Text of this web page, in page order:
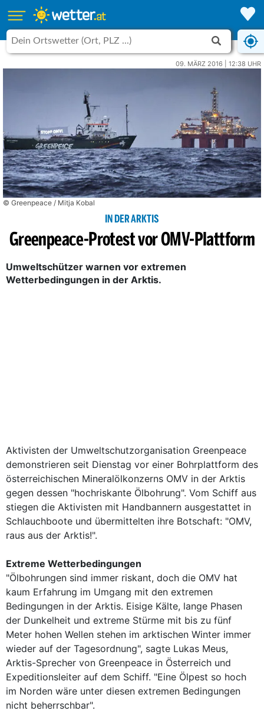
09. MÄRZ 2016 | 12:38 UHR
© Greenpeace / Mitja Kobal
IN DER ARKTIS
Greenpeace-Protest vor OMV-Plattform
Umweltschützer warnen vor extremen
Wetterbedingungen in der Arktis.
Aktivisten der Umweltschutzorganisation Greenpeace
demonstrieren seit Dienstag vor einer Bohrplattform des
österreichischen Mineralölkonzerns OMV in der Arktis
gegen dessen "hochriskante Ölbohrung". Vom Schiff aus
stiegen die Aktivisten mit Handbannern ausgestattet in
Schlauchboote und übermittelten ihre Botschaft: "OMV,
raus aus der Arktis!".
Extreme Wetterbedingungen
"Ölbohrungen sind immer riskant, doch die OMV hat
kaum Erfahrung im Umgang mit den extremen
Bedingungen in der Arktis. Eisige Kälte, lange Phasen
der Dunkelheit und extreme Stürme mit bis zu fünf
Meter hohen Wellen stehen im arktischen Winter immer
wieder auf der Tagesordnung", sagte Lukas Meus,
Arktis-Sprecher von Greenpeace in Österreich und
Expeditionsleiter auf dem Schiff. "Eine Ölpest so hoch
im Norden wäre unter diesen extremen Bedingungen
nicht beherrschbar".